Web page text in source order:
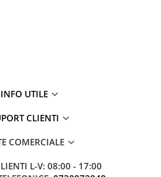
INFO UTILE
CLIENTI
COMERCIALE
L-V: 08:00 - 17:00